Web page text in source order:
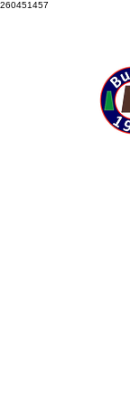
260451457